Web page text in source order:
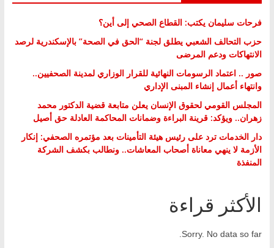
فرحات سليمان يكتب: القطاع الصحي إلى أين؟
حزب التحالف الشعبي يطلق لجنة “الحق في الصحة” بالإسكندرية لرصد
الانتهاكات ودعم المرضى
صور .. اعتماد الرسومات النهائية للقرار الوزاري لمدينة الصحفيين..
وانتهاء أعمال إنشاء المبنى الإداري
المجلس القومي لحقوق الإنسان يعلن متابعة قضية الدكتور محمد
زهران.. ويؤكد: قرينة البراءة وضمانات المحاكمة العادلة حق أصيل
دار الخدمات ترد على رئيس هيئة التأمينات بعد مؤتمره الصحفي: إنكار
الأزمة لا ينهي معاناة أصحاب المعاشات.. ونطالب بكشف الشركة
المنفذة
الأكثر قراءة
Sorry. No data so far.